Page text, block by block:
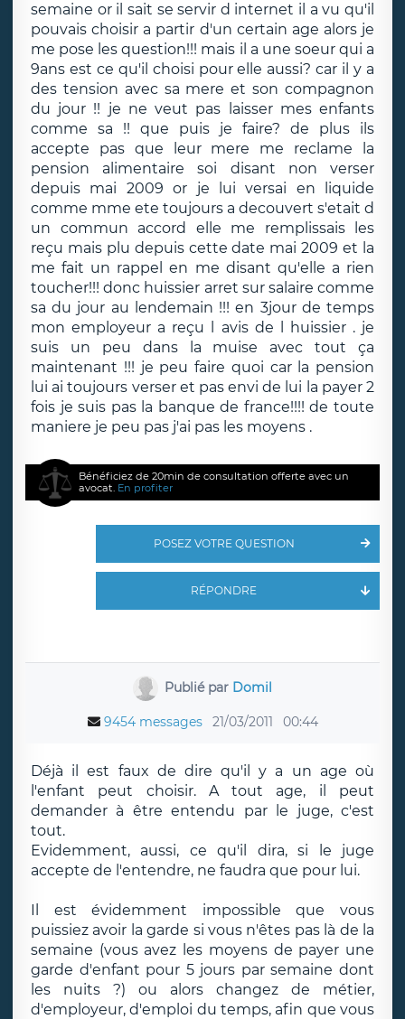
semaine or il sait se servir d internet il a vu qu'il
pouvais choisir a partir d'un certain age alors je
me pose les question!!! mais il a une soeur qui a
9ans est ce qu'il choisi pour elle aussi? car il y a
des tension avec sa mere et son compagnon
du jour !! je ne veut pas laisser mes enfants
comme sa !! que puis je faire? de plus ils
accepte pas que leur mere me reclame la
pension alimentaire soi disant non verser
depuis mai 2009 or je lui versai en liquide
comme mme ete toujours a decouvert s'etait d
un commun accord elle me remplissais les
reçu mais plu depuis cette date mai 2009 et la
me fait un rappel en me disant qu'elle a rien
toucher!!! donc huissier arret sur salaire comme
sa du jour au lendemain !!! en 3jour de temps
mon employeur a reçu l avis de l huissier . je
suis un peu dans la muise avec tout ça
maintenant !!! je peu faire quoi car la pension
lui ai toujours verser et pas envi de lui la payer 2
fois je suis pas la banque de france!!!! de toute
maniere je peu pas j'ai pas les moyens .
Bénéficiez de 20min de consultation offerte avec un
avocat. En profiter
POSEZ VOTRE QUESTION
RÉPONDRE
Publié par Domil
9454 messages 21/03/2011 00:44
Déjà il est faux de dire qu'il y a un age où
l'enfant peut choisir. A tout age, il peut
demander à être entendu par le juge, c'est
tout.
Evidemment, aussi, ce qu'il dira, si le juge
accepte de l'entendre, ne faudra que pour lui.
Il est évidemment impossible que vous
puissiez avoir la garde si vous n'êtes pas là de la
semaine (vous avez les moyens de payer une
garde d'enfant pour 5 jours par semaine dont
les nuits ?) ou alors changez de métier,
d'employeur, d'emploi du temps, afin que vous